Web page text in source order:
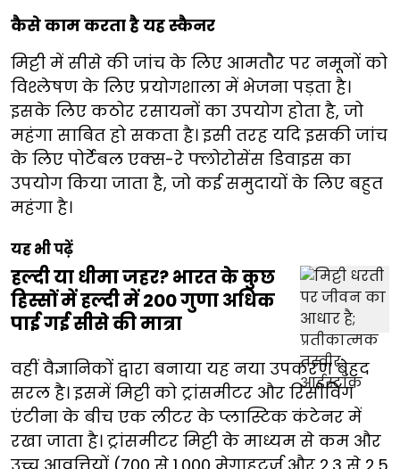
कैसे काम करता है यह स्कैनर
मिट्टी में सीसे की जांच के लिए आमतौर पर नमूनों को
विश्लेषण के लिए प्रयोगशाला में भेजना पड़ता है।
इसके लिए कठोर रसायनों का उपयोग होता है, जो
महंगा साबित हो सकता है। इसी तरह यदि इसकी जांच
के लिए पोर्टेबल एक्स-रे फ्लोरोसेंस डिवाइस का
उपयोग किया जाता है, जो कई समुदायों के लिए बहुत
महंगा है।
यह भी पढ़ें
हल्दी या धीमा जहर? भारत के कुछ
हिस्सों में हल्दी में 200 गुणा अधिक
पाई गई सीसे की मात्रा
वहीं वैज्ञानिकों द्वारा बनाया यह नया उपकरण बेहद
सरल है। इसमें मिट्टी को ट्रांसमीटर और रिसीविंग
एंटीना के बीच एक लीटर के प्लास्टिक कंटेनर में
रखा जाता है। ट्रांसमीटर मिट्टी के माध्यम से कम और
उच्च आवृत्तियों (700 से 1,000 मेगाहर्ट्ज और 2.3 से 2.5